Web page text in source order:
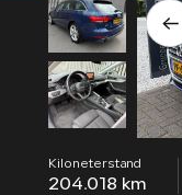
Kiloneterstand
204.018 km